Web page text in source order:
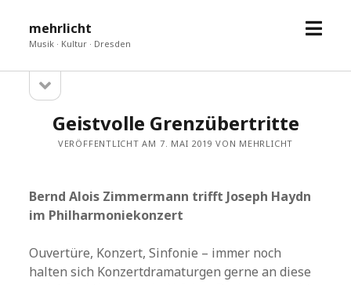
mehrlicht
Musik · Kultur · Dresden
Menü
Sidebar
öffnen
Geistvolle Grenzübertritte
VERÖFFENTLICHT AM 7. MAI 2019 VON MEHRLICHT
Bernd Alois Zimmermann trifft Joseph Haydn
im Philharmoniekonzert
Ouvertüre, Konzert, Sinfonie – immer noch
halten sich Konzertdramaturgen gerne an diese